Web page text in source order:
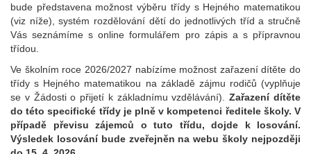
bude představena možnost výběru třídy s Hejného matematikou
(viz níže), systém rozdělování dětí do jednotlivých tříd a stručně
Vás seznámíme s online formulářem pro zápis a s přípravnou
třídou.
Ve školním roce 2026/2027 nabízíme možnost zařazení dítěte do
třídy s Hejného matematikou na základě zájmu rodičů (vyplňuje
se v Žádosti o přijetí k základnímu vzdělávání).Zařazení dítěte
do této specifické třídy je plně v kompetenci ředitele školy. V
případě převisu zájemců o tuto třídu, dojde k losování.
Výsledek losování bude zveřejněn na webu školy nejpozději